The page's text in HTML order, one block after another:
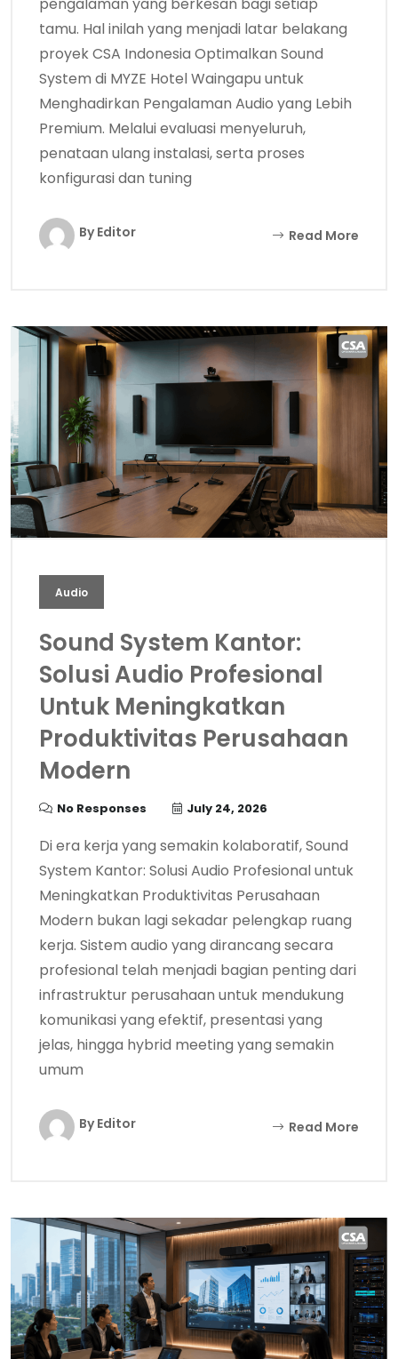
tamu. Hal inilah yang menjadi latar belakang
proyek CSA Indonesia Optimalkan Sound
System di MYZE Hotel Waingapu untuk
Menghadirkan Pengalaman Audio yang Lebih
Premium. Melalui evaluasi menyeluruh,
penataan ulang instalasi, serta proses
konfigurasi dan tuning
By Editor Read More
Audio
Sound System Kantor:
Solusi Audio Profesional
Untuk Meningkatkan
Produktivitas Perusahaan
Modern
No Responses July 24, 2026
Di era kerja yang semakin kolaboratif, Sound
System Kantor: Solusi Audio Profesional untuk
Meningkatkan Produktivitas Perusahaan
Modern bukan lagi sekadar pelengkap ruang
kerja. Sistem audio yang dirancang secara
profesional telah menjadi bagian penting dari
infrastruktur perusahaan untuk mendukung
komunikasi yang efektif, presentasi yang
jelas, hingga hybrid meeting yang semakin
umum
By Editor Read More